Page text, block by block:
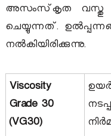
അസംസ്‌കൃത വസ്തു
ചെയ്യുന്നത്.
നൽകിയിരിക്കുന്നു.
Viscosity
Grade 30
(VG30)